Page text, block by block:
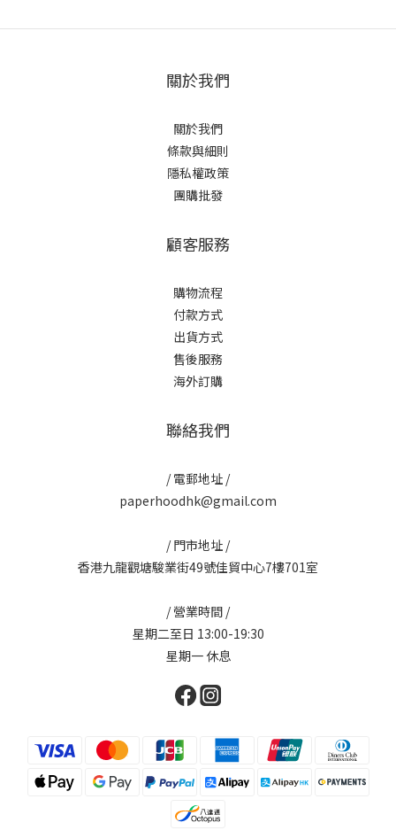
關於我們
關於我們
條款與細則
隱私權政策
團購批發
顧客服務
購物流程
付款方式
出貨方式
售後服務
海外訂購
聯絡我們
/ 電郵地址 /
paperhoodhk@gmail.com
/ 門市地址 /
香港九龍觀塘駿業街49號佳貿中心7樓701室
/ 營業時間 /
星期二至日 13:00-19:30
星期一 休息